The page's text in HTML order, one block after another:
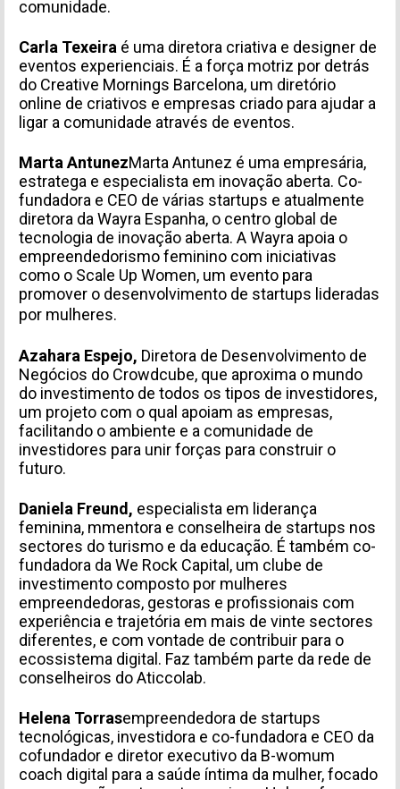
comunidade.
Carla Texeira é uma diretora criativa e designer de
eventos experienciais. É a força motriz por detrás
do Creative Mornings Barcelona, um diretório
online de criativos e empresas criado para ajudar a
ligar a comunidade através de eventos.
Marta AntunezMarta Antunez é uma empresária,
estratega e especialista em inovação aberta. Co-
fundadora e CEO de várias startups e atualmente
diretora da Wayra Espanha, o centro global de
tecnologia de inovação aberta. A Wayra apoia o
empreendedorismo feminino com iniciativas
como o Scale Up Women, um evento para
promover o desenvolvimento de startups lideradas
por mulheres.
Azahara Espejo, Diretora de Desenvolvimento de
Negócios do Crowdcube, que aproxima o mundo
do investimento de todos os tipos de investidores,
um projeto com o qual apoiam as empresas,
facilitando o ambiente e a comunidade de
investidores para unir forças para construir o
futuro.
Daniela Freund, especialista em liderança
feminina, mmentora e conselheira de startups nos
sectores do turismo e da educação. É também co-
fundadora da We Rock Capital, um clube de
investimento composto por mulheres
empreendedoras, gestoras e profissionais com
experiência e trajetória em mais de vinte sectores
diferentes, e com vontade de contribuir para o
ecossistema digital. Faz também parte da rede de
conselheiros do Aticcolab.
Helena Torrasempreendedora de startups
tecnológicas, investidora e co-fundadora e CEO da
cofundador e diretor executivo da B-womum
coach digital para a saúde íntima da mulher, focado